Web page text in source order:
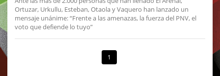
Ortuzar, Urkullu, Esteban, Otaola y Vaquero han lanzado un
mensaje unánime: “Frente a las amenazas, la fuerza del PNV, el
voto que defiende lo tuyo”
1